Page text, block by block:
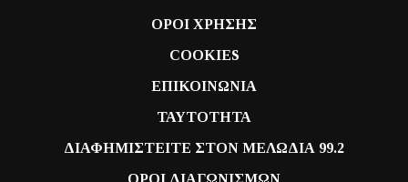
ΟΡΟΙ ΧΡΗΣΗΣ
COOKIES
ΕΠΙΚΟΙΝΩΝΙΑ
ΤΑΥΤΟΤΗΤΑ
ΔΙΑΦΗΜΙΣΤΕΙΤΕ ΣΤΟΝ ΜΕΛΩΔΙΑ 99.2